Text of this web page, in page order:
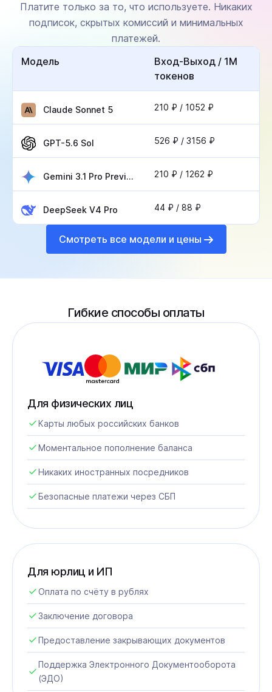
Платите только за то, что используете. Никаких
подписок, скрытых комиссий и минимальных
платежей.
Модель
Вход-Выход / 1М
токенов
Claude Sonnet 5 210 ₽ / 1052 ₽
GPT-5.6 Sol 526 ₽ / 3156 ₽
Gemini 3.1 Pro Preview 210 ₽ / 1262 ₽
DeepSeek V4 Pro 44 ₽ / 88 ₽
Смотреть все модели и цены
Гибкие способы оплаты
Для физических лиц
Карты любых российских банков
Моментальное пополнение баланса
Никаких иностранных посредников
Безопасные платежи через СБП
Для юрлиц и ИП
Оплата по счёту в рублях
Заключение договора
Предоставление закрывающих документов
Поддержка Электронного Документооборота
(ЭДО)